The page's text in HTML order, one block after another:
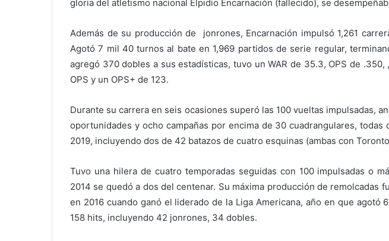
gloria del atletismo nacional Elpidio Encarnación (fallecido), se
Además de su producción de jonrones, Encarnación impulsó 1,261
Agotó 7 mil 40 turnos al bate en 1,969 partidos de serie regular,
agregó 370 dobles a sus estadísticas, tuvo un WAR de 35.3, OPS de
OPS y un OPS+ de 123.
Durante su carrera en seis ocasiones superó las 100 vueltas impulsadas,
oportunidades y ocho campañas por encima de 30 cuadrangulares, todas
2019, incluyendo dos de 42 batazos de cuatro esquinas (ambas con
Tuvo una hilera de cuatro temporadas seguidas con 100 impulsadas o
2014 se quedó a dos del centenar. Su máxima producción de remolcadas
en 2016 cuando ganó el liderado de la Liga Americana, año en que agotó
158 hits, incluyendo 42 jonrones, 34 dobles.